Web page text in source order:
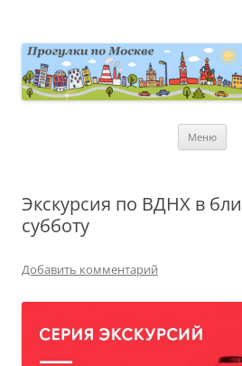
Меню
Экскурсия по ВДНХ в
субботу
Добавить комментарий